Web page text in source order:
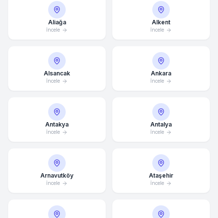
Aliağa
İncele
Alkent
İncele
Alsancak
İncele
Ankara
İncele
Antakya
İncele
Antalya
İncele
Arnavutköy
İncele
Ataşehir
İncele